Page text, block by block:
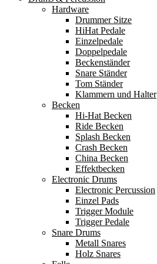
Hardware
Drummer Sitze
HiHat Pedale
Einzelpedale
Doppelpedale
Beckenständer
Snare Ständer
Tom Ständer
Klammern und Halter
Becken
Hi-Hat Becken
Ride Becken
Splash Becken
Crash Becken
China Becken
Effektbecken
Electronic Drums
Electronic Percussion
Einzel Pads
Trigger Module
Trigger Pedale
Snare Drums
Metall Snares
Holz Snares